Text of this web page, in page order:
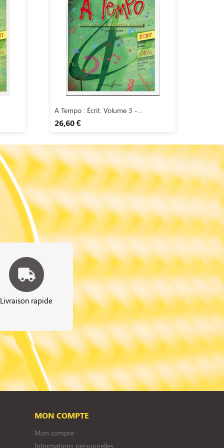
 Aperçu rapide
A Tempo : Écrit. Volume 3 -...
26,60 €
Livraison rapide
MON COMPTE
Mon compte
Informations personnelles